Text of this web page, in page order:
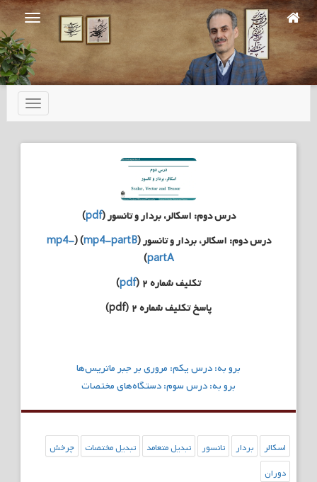
Skip
to
main
content
تعویض
ناوبری
درس دوم: اسکالر، بردار و تانسور (pdf
)
درس دوم: اسکالر، بردار و تانسور (mp4-partB
) (
mp4-
partA
)
تکلیف شماره ۲ (
pdf
)
پاسخ تکلیف شماره ۲ (pdf)
برو به: درس یکم: مروری بر جبر ماتریس‌ها
برو به: درس سوم: دستگاه‌های مختصات
اسکالر بردار تانسور تبدیل متعامد تبدیل مختصات
چرخش
دوران